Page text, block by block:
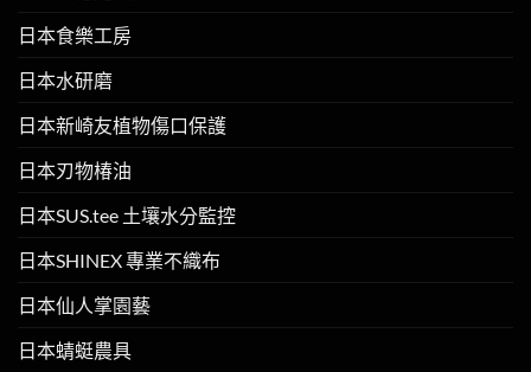
日本食樂工房
日本水研磨
日本新崎友植物傷口保護
日本刃物椿油
日本SUS.tee 土壤水分監控
日本SHINEX 專業不織布
日本仙人掌園藝
日本蜻蜓農具